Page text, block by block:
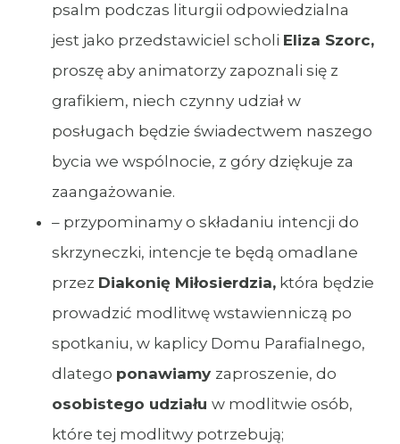
psalm podczas liturgii odpowiedzialna
jest jako przedstawiciel scholi Eliza Szorc,
proszę aby animatorzy zapoznali się z
grafikiem, niech czynny udział w
posługach będzie świadectwem naszego
bycia we wspólnocie, z góry dziękuje za
zaangażowanie.
– przypominamy o składaniu intencji do
skrzyneczki, intencje te będą omadlane
przez Diakonię Miłosierdzia, która będzie
prowadzić modlitwę wstawienniczą po
spotkaniu, w kaplicy Domu Parafialnego,
dlatego ponawiamy zaproszenie, do
osobistego udziału w modlitwie osób,
które tej modlitwy potrzebują;